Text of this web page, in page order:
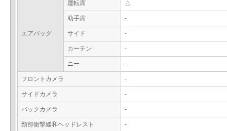
エアバッグ
運転席 △
助手席 -
サイド -
カーテン -
ニー -
フロントカメラ -
サイドカメラ -
バックカメラ -
頸部衝撃緩和ヘッドレスト -